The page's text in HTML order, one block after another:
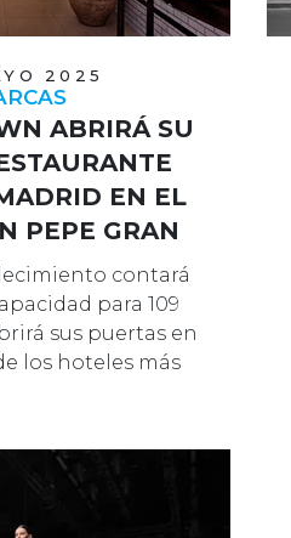
2025
ABRIRÁ SU
EN EL
PEPE GRAN
MARBELLA
contará
para 109
sus puertas en
los hoteles más